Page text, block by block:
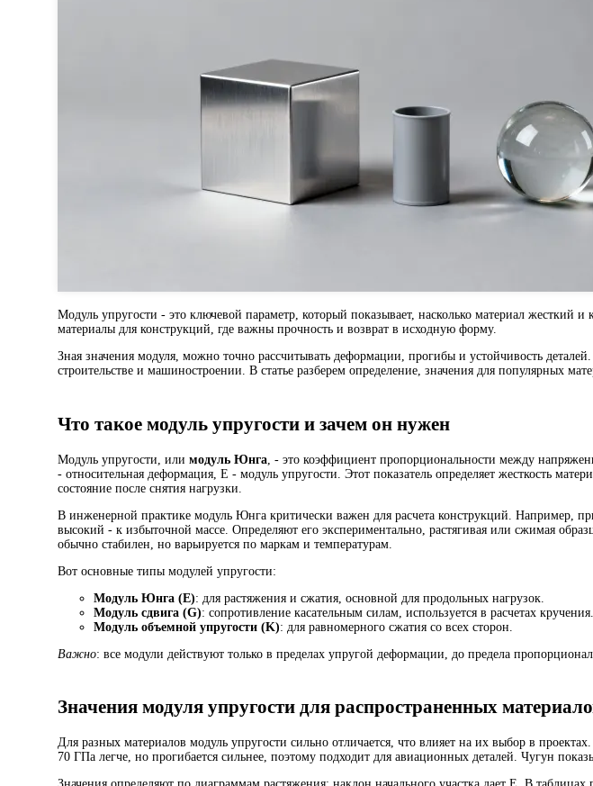
Модуль упругости - это ключевой параметр, который показывает, насколько материал
материалы для конструкций, где важны прочность и возврат в исходную форму.
Зная значения модуля, можно точно рассчитывать деформации, прогибы и устойчивость
строительстве и машиностроении. В статье разберем определение, значения для популярных
Что такое модуль упругости и зачем он нужен
Модуль упругости, или модуль Юнга , - это коэффициент пропорциональности между
- относительная деформация, E - модуль упругости. Этот показатель определяет жесткость
состояние после снятия нагрузки.
В инженерной практике модуль Юнга критически важен для расчета конструкций. Например,
высокий - к избыточной массе. Определяют его экспериментально, растягивая или сжимая
обычно стабилен, но варьируется по маркам и температурам.
Вот основные типы модулей упругости:
Модуль Юнга (E): для растяжения и сжатия, основной для продольных нагрузок.
Модуль сдвига (G): сопротивление касательным силам, используется в расчетах кручения.
Модуль объемной упругости (K): для равномерного сжатия со всех сторон.
Важно: все модули действуют только в пределах упругой деформации, до предела
Значения модуля упругости для распространенных
Для разных материалов модуль упругости сильно отличается, что влияет на их выбор в
70 ГПа легче, но прогибается сильнее, поэтому подходит для авиационных деталей. Чугун